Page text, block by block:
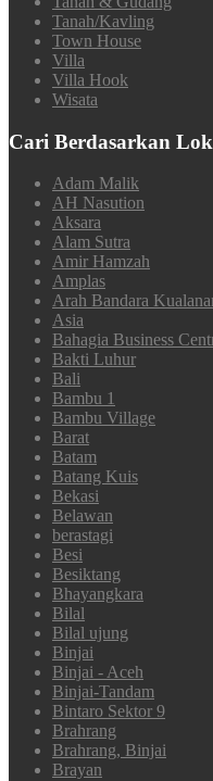
Tanah/Kavling
Town House
Villa
Villa Hook
Wisata
Cari Berdasarkan
Adam Malik
AH Nasution
Aksara
Alam Sutra
Amir Hamzah
Amplas
Arah Bandara
Asia
Bahagia Business
Bakti Luhur
Bali
Bambu 1
Bambu Village
Barat
Batam
Batang Kuis
Bekasi
Belawan
berastagi
Besi
Besiktang
Bhayangkara
Bilal
Bilal ujung
Binjai
Binjai - Aceh
Binjai-Tandam
Bintaro Sektor 9
Brahrang
Brahrang, Binjai
Brayan